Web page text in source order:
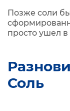
Позже соли
просто ушел
Соль